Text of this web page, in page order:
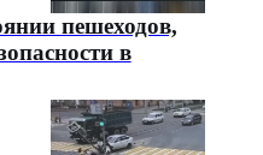
пешеходов,
в